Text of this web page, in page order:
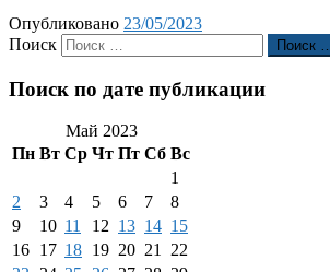
Опубликовано 23/05/2023
Поиск
Поиск …
Поиск по дате публикации
Май 2023
Пн Вт Ср Чт Пт Сб Вс
1
2
3 4 5 6 7
8
9
10 11 12 13 14 15
16 17 18 19 20 21
22